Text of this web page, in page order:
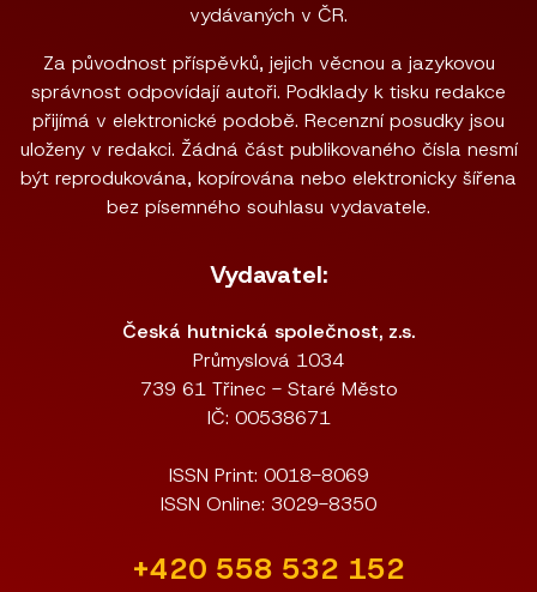
vydávaných v ČR.
Za původnost příspěvků, jejich věcnou a jazykovou
správnost odpovídají autoři. Podklady k tisku redakce
přijímá v elektronické podobě. Recenzní posudky jsou
uloženy v redakci. Žádná část publikovaného čísla nesmí
být reprodukována, kopírována nebo elektronicky šířena
bez písemného souhlasu vydavatele.
Vydavatel:
Česká hutnická společnost, z.s.
Průmyslová 1034
739 61 Třinec - Staré Město
IČ: 00538671
ISSN Print: 0018-8069
ISSN Online: 3029-8350
+420 558 532 152